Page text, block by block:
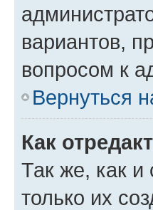
вариантов,
вопросом к
Вернуться
Как
Так же, как и
только их